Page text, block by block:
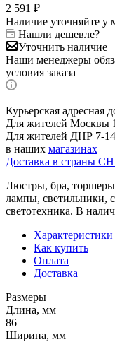
2 591 ₽
Наличие уточняйте у
Нашли дешевле?
Уточнить наличие
Наши менеджеры
условия заказа
Курьерская адресная
Для жителей Москвы
Для жителей ДНР 7-
в наших магазинах
Доставка в страны
Люстры, бра,
лампы, светильники,
светотехника. В
Характеристики
Как купить
Оплата
Доставка
Размеры
Длина, мм
86
Ширина, мм